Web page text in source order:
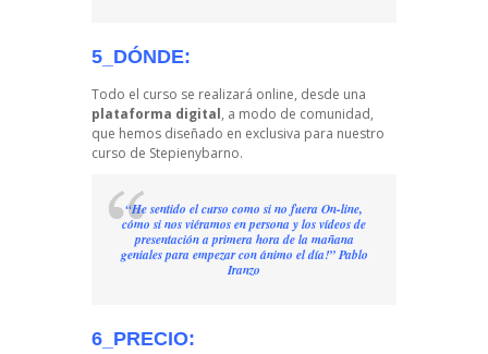
5_DÓNDE:
Todo el curso se realizará online, desde una
plataforma digital, a modo de comunidad,
que hemos diseñado en exclusiva para nuestro
curso de Stepienybarno.
“He sentido el curso como si no fuera On-line,
cómo si nos viéramos en persona y los vídeos de
presentación a primera hora de la mañana
geniales para empezar con ánimo el día!” Pablo
Iranzo
6_PRECIO: